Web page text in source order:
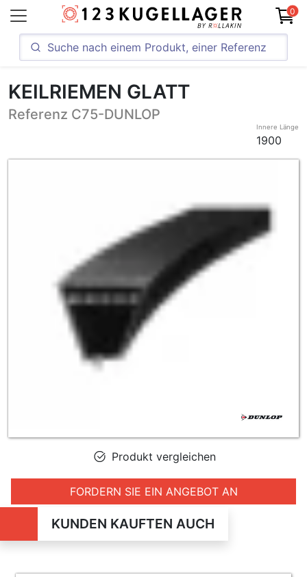
0
KEILRIEMEN GLATT
Referenz C75-DUNLOP
Innere Länge
1900
Produkt vergleichen
FORDERN SIE EIN ANGEBOT AN
KUNDEN KAUFTEN AUCH